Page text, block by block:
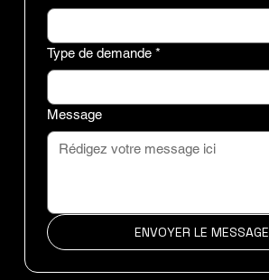
Type de demande *
Message
ENVOYER LE MESSAGE